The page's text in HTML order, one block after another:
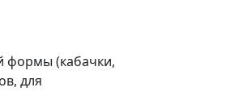
формы (кабачки,
для